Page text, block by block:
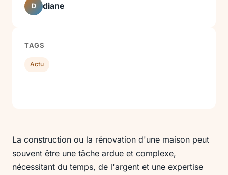
La construction ou la rénovation d'une maison peut
souvent être une tâche ardue et complexe,
nécessitant du temps, de l'argent et une expertise
D diane
TAGS
Actu